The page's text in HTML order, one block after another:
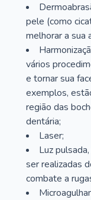
pele (como
melhorar a sua
vários
e tornar sua
exemplos,
região das
dentária;
Laser;
Luz
ser realizadas
combate a